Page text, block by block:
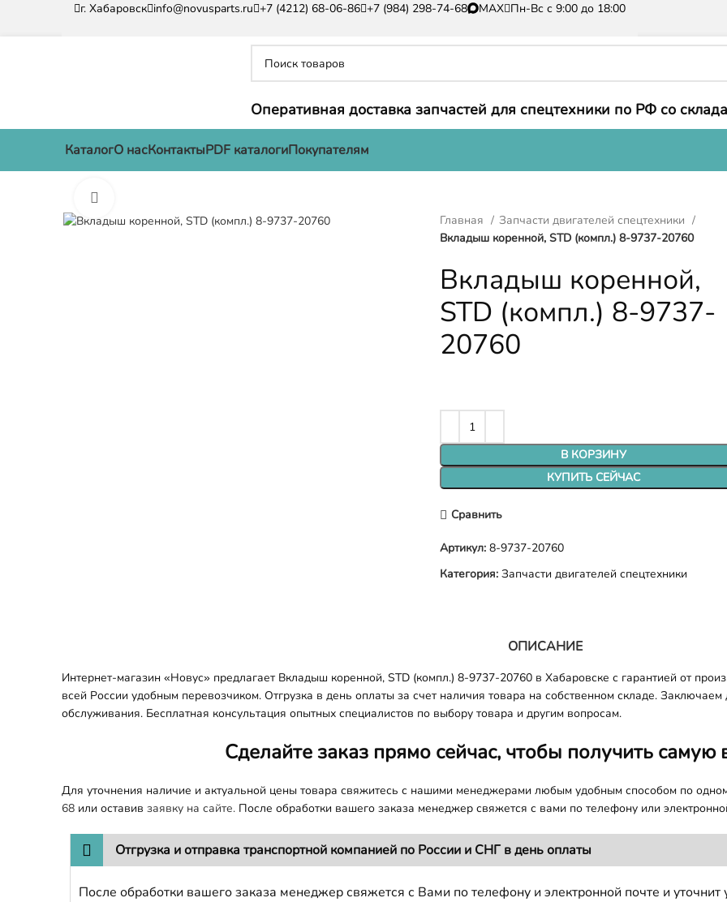
г. Хабаровск info@novusparts.ru +7 (4212) 68-06-86 +7 (984) 298-74-68 MAX Пн-Вс с 9:00 до 18:00
Оперативная доставка запчастей для спецтехники по РФ со
КаталогО насКонтактыPDF каталогиПокупателям
Главная
Запчасти двигателей спецтехники
Вкладыш коренной, STD (компл.) 8-9737-20760
Вкладыш коренной,
STD (компл.) 8-9737-
20760
В КОРЗИНУ
КУПИТЬ СЕЙЧАС
Сравнить
Артикул:8-9737-20760
Категория: Запчасти двигателей спецтехники
ОПИСАНИЕ
Интернет-магазин «Новус» предлагает Вкладыш коренной, STD (компл.) 8-9737-20760 в Хабаровске с гарантией от
всей России удобным перевозчиком. Отгрузка в день оплаты за счет наличия товара на собственном складе. Заключаем
обслуживания. Бесплатная консультация опытных специалистов по выбору товара и другим вопросам.
Сделайте заказ прямо сейчас, чтобы получить
Для уточнения наличие и актуальной цены товара свяжитесь с нашими менеджерами любым удобным способом по
68 или оставив заявку на сайте. После обработки вашего заказа менеджер свяжется с вами по телефону или
Отгрузка и отправка транспортной компанией по России и СНГ в день оплаты
После обработки вашего заказа менеджер свяжется с Вами по телефону и электронной почте и уточнит